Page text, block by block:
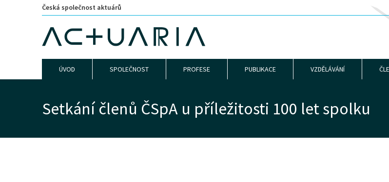
Česká společnost aktuárů
ÚVOD SPOLEČNOST PROFESE PUBLIKACE VZDĚLÁVÁNÍ
Setkání členů ČSpA u příležitosti 100 let spolku